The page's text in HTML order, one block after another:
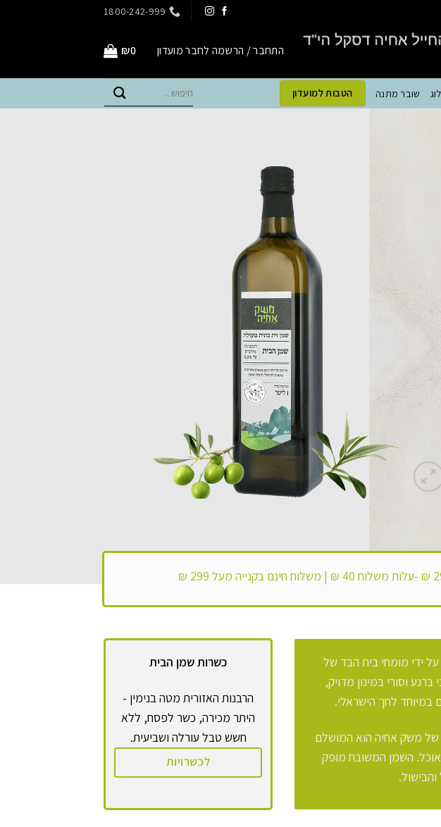
1800-242-999
התחבר / הרשמה לחבר מועדון ₪0
שובר מתנה הטבות למועדון
משלוח חינם בקנייה מעל 299 ₪
ידי מומחי בית הבד של
וסורי במינון מדויק,
במיוחד לחך הישראלי.
משק אחיה הוא המושלם
השמן המשובח מופק
כשרות שמן הבית
הרבנות האזורית מטה בנימין -
היתר מכירה, כשר לפסח, ללא
חשש טבל עורלה ושביעית.
לכשרויות